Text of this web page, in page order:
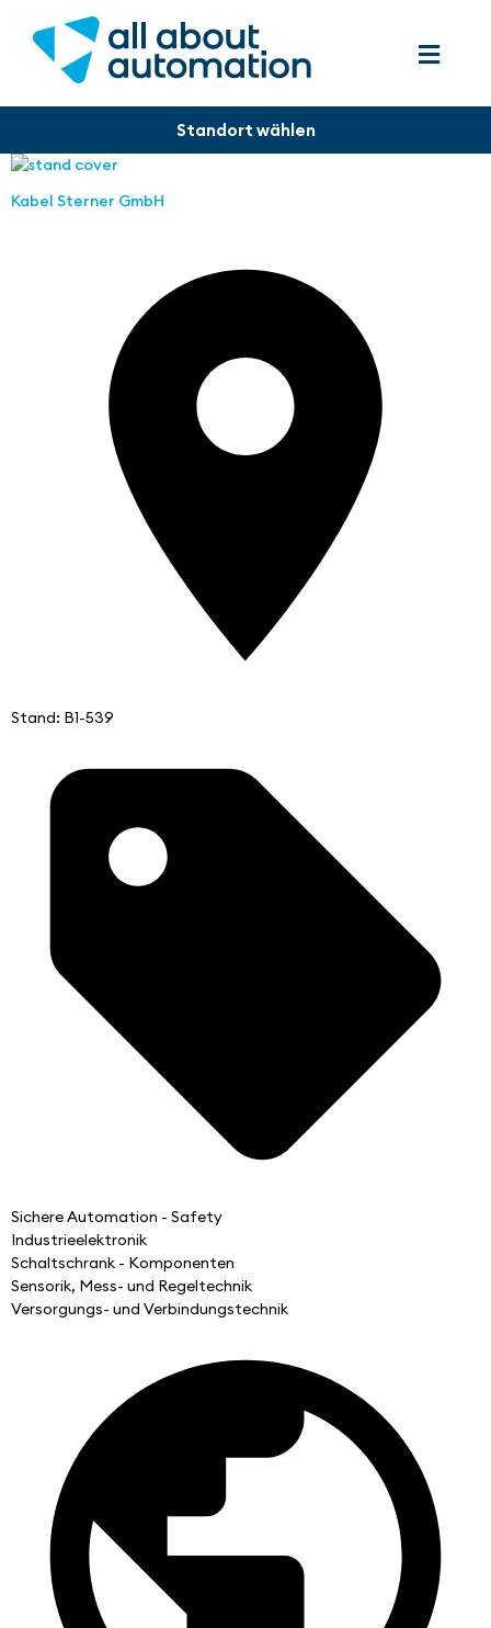
Kabel Sterner GmbH
Stand: B1-539
Sichere Automation - Safety
Industrieelektronik
Schaltschrank - Komponenten
Sensorik, Mess- und Regeltechnik
Versorgungs- und Verbindungstechnik